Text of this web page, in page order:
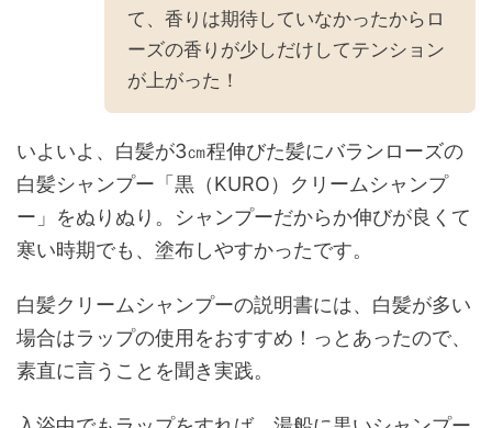
て、香りは期待していなかったからロ
ーズの香りが少しだけしてテンション
が上がった！
いよいよ、白髪が3㎝程伸びた髪にバランローズの
白髪シャンプー「黒（KURO）クリームシャンプ
ー」をぬりぬり。シャンプーだからか伸びが良くて
寒い時期でも、塗布しやすかったです。
白髪クリームシャンプーの説明書には、白髪が多い
場合はラップの使用をおすすめ！っとあったので、
素直に言うことを聞き実践。